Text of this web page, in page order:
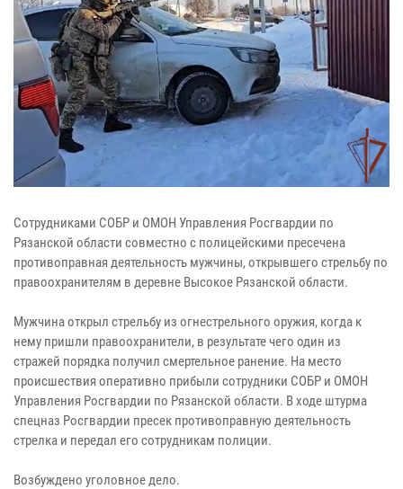
Сотрудниками СОБР и ОМОН Управления Росгвардии по
Рязанской области совместно с полицейскими пресечена
противоправная деятельность мужчины, открывшего стрельбу по
правоохранителям в деревне Высокое Рязанской области.
Мужчина открыл стрельбу из огнестрельного оружия, когда к
нему пришли правоохранители, в результате чего один из
стражей порядка получил смертельное ранение. На место
происшествия оперативно прибыли сотрудники СОБР и ОМОН
Управления Росгвардии по Рязанской области. В ходе штурма
спецназ Росгвардии пресек противоправную деятельность
стрелка и передал его сотрудникам полиции.
Возбуждено уголовное дело.